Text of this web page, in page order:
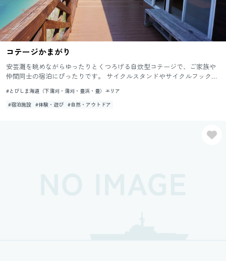
コテージかまがり
安芸灘を眺めながらゆったりとくつろげる自炊型コテージで、ご家族や
仲間同士の宿泊にぴったりです。 サイクルスタンドやサイクルフック
#とびしま海道（下蒲刈・蒲刈・豊浜・豊）エリア
#宿泊施設 #体験・遊び #自然・アウトドア